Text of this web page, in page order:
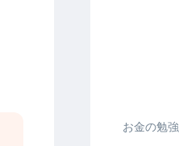
お金の勉強